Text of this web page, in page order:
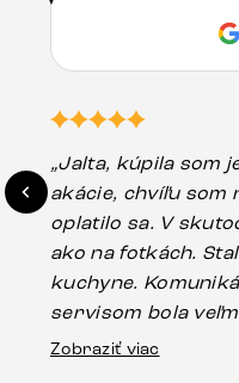
„Jalta, kúpila som
akácie, chvíľu som
oplatilo sa. V
ako na fotkách.
kuchyne.
servisom bola
stola bolo malé
Zobraziť viac